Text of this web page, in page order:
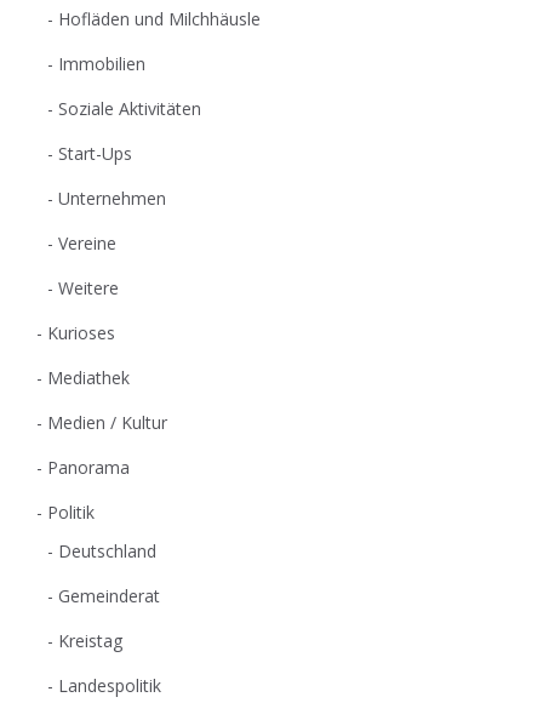
Hofläden und Milchhäusle
Immobilien
Soziale Aktivitäten
Start-Ups
Unternehmen
Vereine
Weitere
Kurioses
Mediathek
Medien / Kultur
Panorama
Politik
Deutschland
Gemeinderat
Kreistag
Landespolitik